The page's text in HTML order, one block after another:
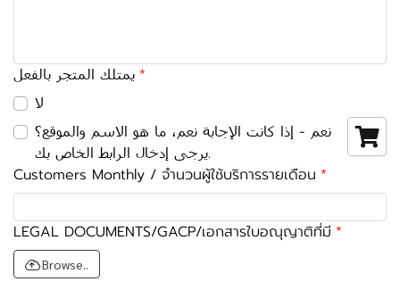
يمتلك المتجر بالفعل
لا
نعم - إذا كانت الإجابة نعم، ما هو الاسم والموقع؟
يرجى إدخال الرابط الخاص بك.
Customers Monthly / จำนวนผู้ใช้บริการรายเดือน
LEGAL DOCUMENTS/GACP/เอกสารใบอณุญาติที่มี
Browse..